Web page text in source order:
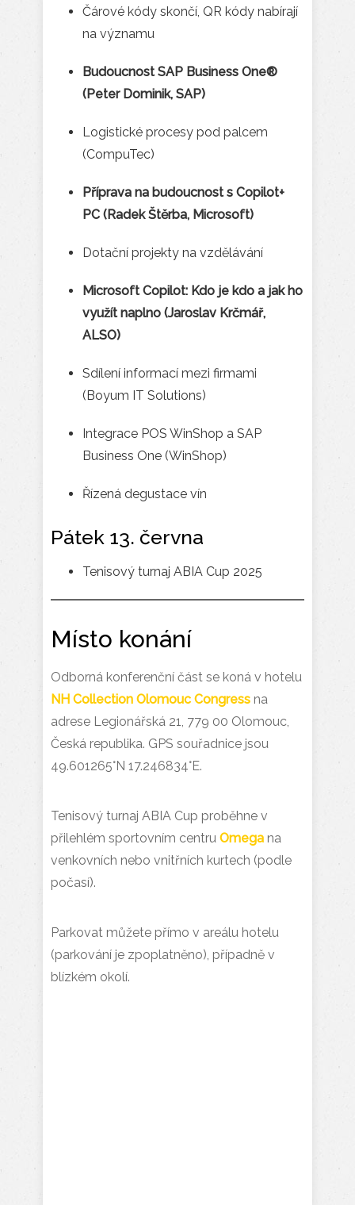
Čárové kódy skončí, QR kódy nabírají
na významu
Budoucnost SAP Business One®
(Peter Dominik, SAP)
Logistické procesy pod palcem
(CompuTec)
Příprava na budoucnost s Copilot+
PC (Radek Štěrba, Microsoft)
Dotační projekty na vzdělávání
Microsoft Copilot: Kdo je kdo a jak ho
využít naplno (Jaroslav Krčmář,
ALSO)
Sdílení informací mezi firmami
(Boyum IT Solutions)
Integrace POS WinShop a SAP
Business One (WinShop)
Řízená degustace vín
Pátek 13. června
Tenisový turnaj ABIA Cup 2025
Místo konání
Odborná konferenční část se koná v hotelu
NH Collection Olomouc Congress na
adrese Legionářská 21, 779 00 Olomouc,
Česká republika. GPS souřadnice jsou
49.601265°N 17.246834°E.
Tenisový turnaj ABIA Cup proběhne v
přilehlém sportovním centru Omega na
venkovních nebo vnitřních kurtech (podle
počasí).
Parkovat můžete přímo v areálu hotelu
(parkování je zpoplatněno), případně v
blízkém okolí.